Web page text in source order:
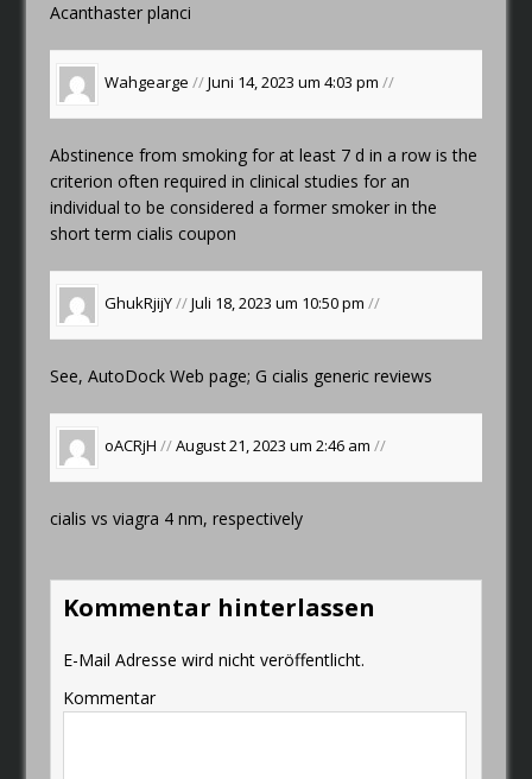
Acanthaster planci
Wahgearge //Juni 14, 2023 um 4:03 pm//
Abstinence from smoking for at least 7 d in a row is the
criterion often required in clinical studies for an
individual to be considered a former smoker in the
short termcialis coupon
GhukRjijY//Juli 18, 2023 um 10:50 pm//
See, AutoDock Web page; Gcialis generic reviews
oACRjH //August 21, 2023 um 2:46 am//
cialis vs viagra 4 nm, respectively
Kommentar hinterlassen
E-Mail Adresse wird nicht veröffentlicht.
Kommentar